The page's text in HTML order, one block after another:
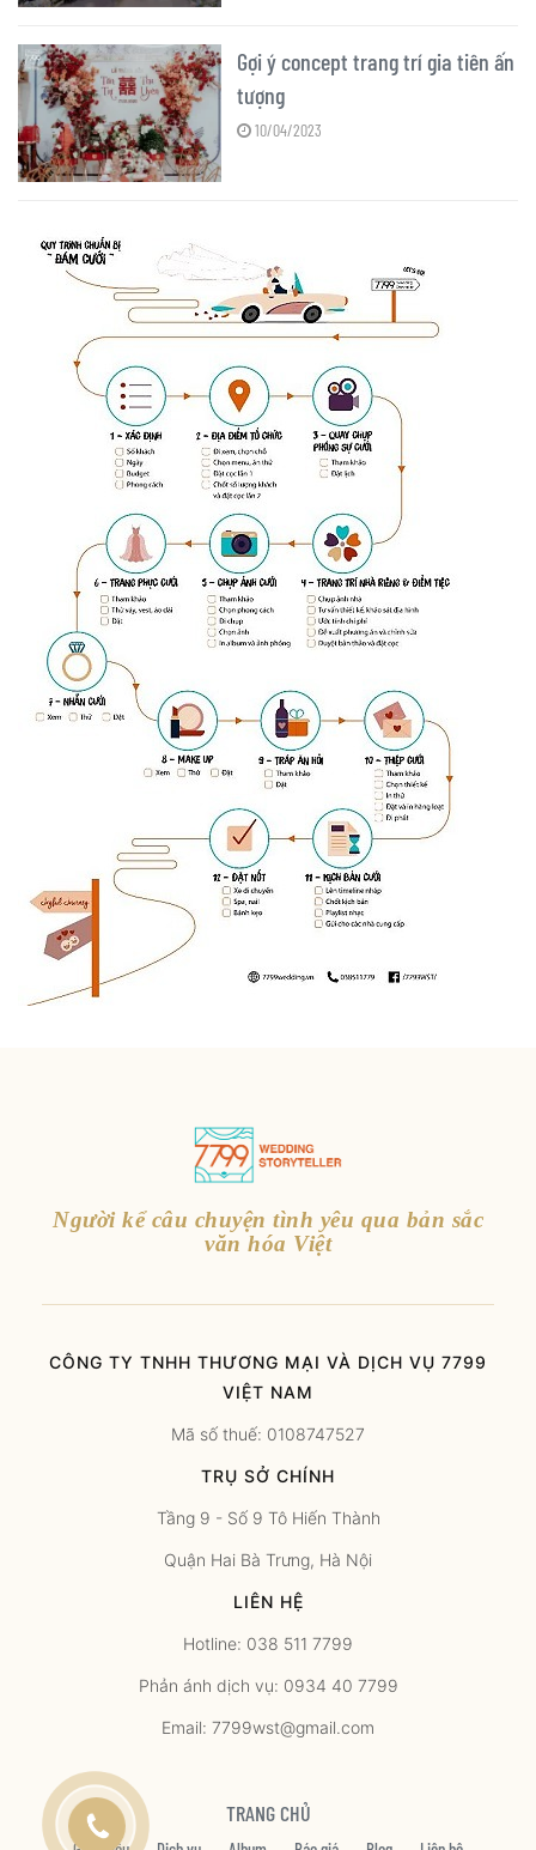
Gợi ý concept trang trí gia tiên ấn
tượng
10/04/2023
Người kể câu chuyện tình yêu qua bản sắc
văn hóa Việt
CÔNG TY TNHH THƯƠNG MẠI VÀ DỊCH VỤ 7799
VIỆT NAM
Mã số thuế: 0108747527
TRỤ SỞ CHÍNH
Tầng 9 - Số 9 Tô Hiến Thành
Quận Hai Bà Trưng, Hà Nội
LIÊN HỆ
Hotline: 038 511 7799
Phản ánh dịch vụ: 0934 40 7799
Email: 7799wst@gmail.com
TRANG CHỦ